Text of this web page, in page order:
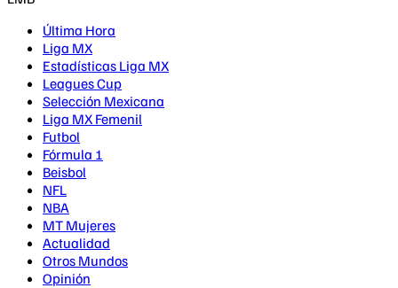
Última Hora
Liga MX
Estadísticas Liga MX
Leagues Cup
Selección Mexicana
Liga MX Femenil
Futbol
Fórmula 1
Beisbol
NFL
NBA
MT Mujeres
Actualidad
Otros Mundos
Opinión